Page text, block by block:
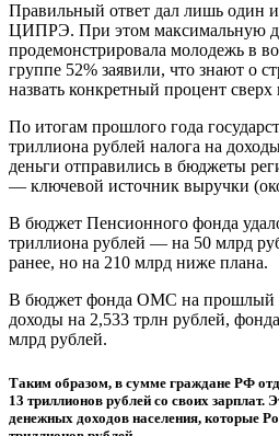
Правильный ответ дал лишь один
ЦИПРЭ. При этом максимальную
продемонстрировала молодежь в
группе 52% заявили, что знают о
назвать конкретный процент сверх
По итогам прошлого года
триллиона рублей налога на
деньги отправились в бюджеты
— ключевой источник выручки
В бюджет Пенсионного фонда
триллиона рублей — на 50 млрд
ранее, но на 210 млрд ниже плана.
В бюджет фонда ОМС на прошлый
доходы на 2,533 трлн рублей,
млрд рублей.
Таким образом, в сумме граждане РФ
13 триллионов рублей со своих зарплат.
денежных доходов населения, которые